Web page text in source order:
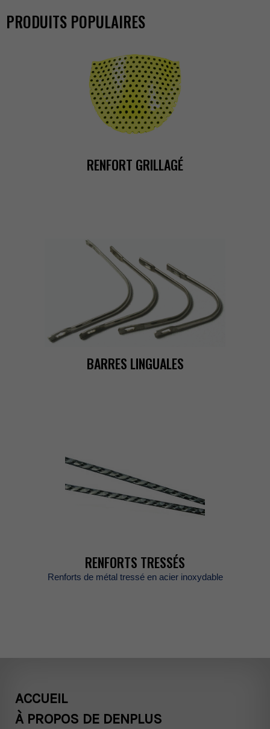
PRODUITSPOPULAIRES
RENFORTGRILLAGÉ
BARRESLINGUALES
RENFORTSTRESSÉS
Renfortsdemétaltresséenacierinoxydable
ACCUEIL
ÀPROPOSDEDENPLUS